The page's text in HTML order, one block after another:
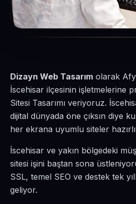
Dizayn Web Tasarım olarak
İscehisar ilçesinin işletmelerine
Sitesi Tasarımı veriyoruz.
dijital dünyada öne çıksın diye
her ekrana uyumlu siteler
İscehisar ve yakın bölgedeki
sitesi işini baştan sona
SSL, temel SEO ve destek tek
geliyor.